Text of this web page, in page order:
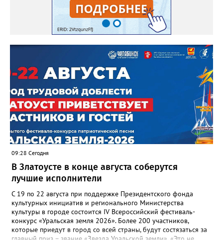
09:28 Сегодня
В Златоусте в конце августа соберутся
лучшие исполнители
С 19 по 22 августа при поддержке Президентского фонда
культурных инициатив и регионального Министерства
культуры в городе состоится IV Всероссийский фестиваль-
конкурс «Уральская земля 2026». Более 200 участников,
которые приедут в город со всей страны, будут состязаться за